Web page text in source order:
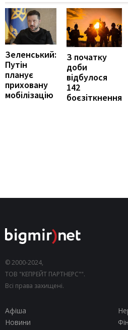
Зеленський:
Путін
планує
приховану
мобілізацію
З початку
доби
відбулося
142
боєзіткнення
© 2000-2024,
ТОВ "КЕПРЕЙТ ПАРТНЕРС"".
Всі права захищені.
Афіша
Новини